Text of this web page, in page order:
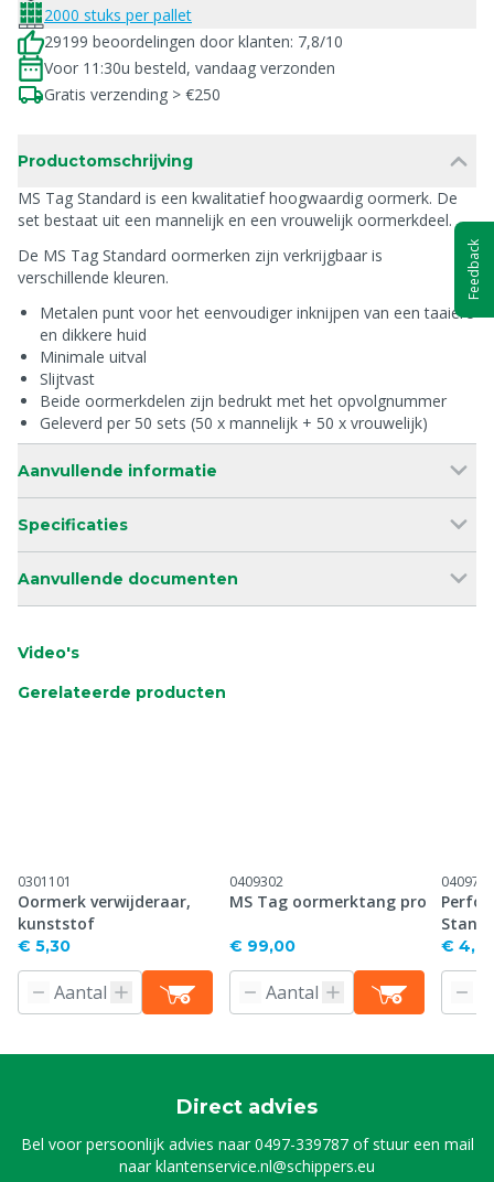
2000 stuks per pallet
29199 beoordelingen door klanten: 7,8/10
Voor 11:30u besteld, vandaag verzonden
Gratis verzending > €250
Productomschrijving
MS Tag Standard is een kwalitatief hoogwaardig oormerk. De
set bestaat uit een mannelijk en een vrouwelijk oormerkdeel.
De MS Tag Standard oormerken zijn verkrijgbaar is
verschillende kleuren.
Metalen punt voor het eenvoudiger inknijpen van een taaiere
en dikkere huid
Minimale uitval
Slijtvast
Beide oormerkdelen zijn bedrukt met het opvolgnummer
Geleverd per 50 sets (50 x mannelijk + 50 x vrouwelijk)
Aanvullende informatie
Specificaties
Aanvullende documenten
Video's
Gerelateerde producten
0301101
Oormerk verwijderaar,
kunststof
€ 5,30
0409302
MS Tag oormerktang pro
€ 99,00
0409716
€ 4,61
Direct advies
Bel voor persoonlijk advies naar0497-339787of stuur een mail
naarklantenservice.nl@schippers.eu
Feedback